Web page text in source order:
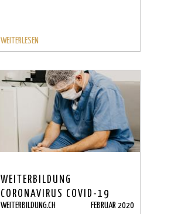
WEITERLESEN
WEITERBILDUNG
CORONAVIRUS COVID-19
WEITERBILDUNG.CH FEBRUAR 2020